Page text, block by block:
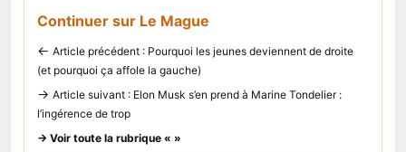
Continuer sur Le Mague
← Article précédent : Pourquoi les jeunes deviennent de droite
(et pourquoi ça affole la gauche)
→ Article suivant : Elon Musk s’en prend à Marine Tondelier :
l’ingérence de trop
→ Voir toute la rubrique « »